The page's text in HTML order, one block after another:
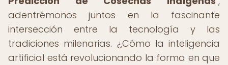
adentrémonos juntos en la fascinante
intersección entre la tecnología y las
tradiciones milenarias. ¿Cómo la inteligencia
artificial está revolucionando la forma en que